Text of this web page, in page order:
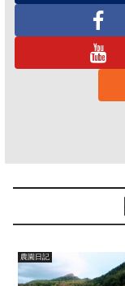
農園日記